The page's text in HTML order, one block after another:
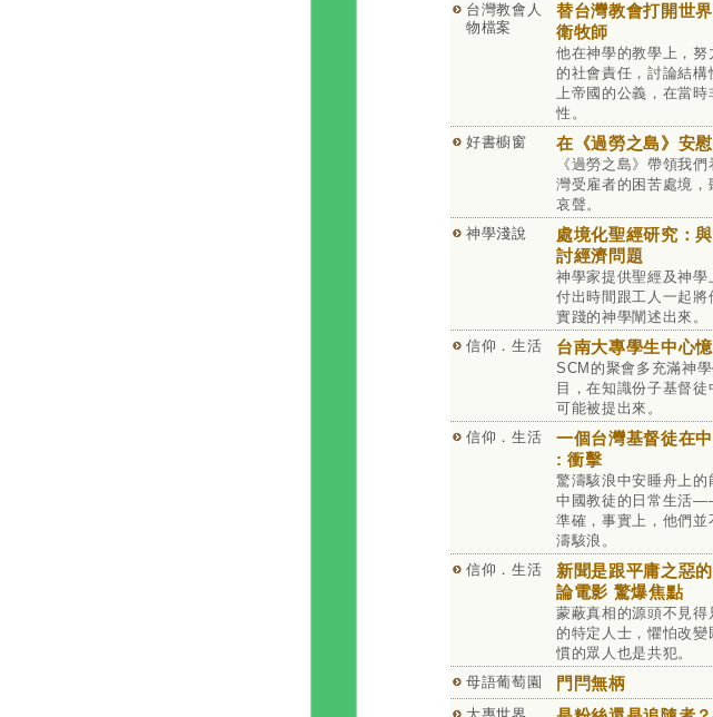
台灣教會人
物檔案
替台灣教會打開世
衛牧師
他在神學的教學上，努
的社會責任，討論結構
上帝國的公義，在當時
性。
好書櫥窗 在《過勞之島》安
《過勞之島》帶領我
灣受雇者的困苦處境，
哀聲。
神學淺說
處境化聖經研究：
討經濟問題
神學家提供聖經及神學
付出時間跟工人一起將
實踐的神學闡述出來。
信仰．生活 台南大專學生中心
SCM的聚會多充滿神
目，在知識份子基督
可能被提出來。
信仰．生活
一個台灣基督徒在中
: 衝擊
驚濤駭浪中安睡舟上的
中國教徒的日常生活
準確，事實上，他們並
濤駭浪。
信仰．生活
新聞是跟平庸之惡
論電影 驚爆焦點
蒙蔽真相的源頭不見得
的特定人士，懼怕改變
慣的眾人也是共犯。
母語葡萄園 門閂無柄